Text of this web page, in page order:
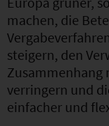
machen, die
steigern, den
Zusammenhang
verringern und
einfacher und